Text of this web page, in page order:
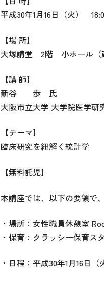
平成30年1月16日（火）
【場 所】
大塚講堂 2階 小ホール（
【講 師】
新谷 歩 氏
大阪市立大学 大学院医学研
【テーマ】
臨床研究を紐解く統計学
【無料託児】
本講座では、以下の要領で
・場所：女性職員休憩室
・保育：クラッシー保育ス
・日程：平成30年1月16日